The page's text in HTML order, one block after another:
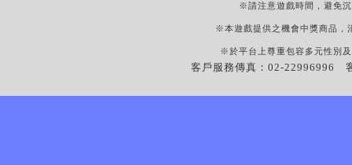
※請注意遊戲時間，避免
※本遊戲提供之機會中獎商品，
※於平台上尊重包容多元性別
客戶服務傳真：02-22996996